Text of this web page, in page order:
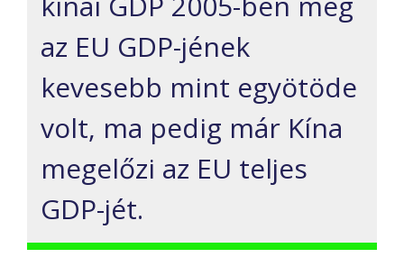
az EU GDP-jének
kevesebb mint egyötöde
volt, ma pedig már Kína
megelőzi az EU teljes
GDP-jét.